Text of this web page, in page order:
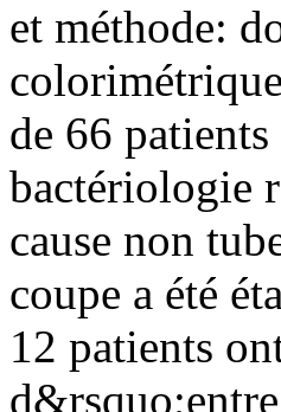
et méthode:
de 66
bactériologie
cause non
coupe a été
12 patients